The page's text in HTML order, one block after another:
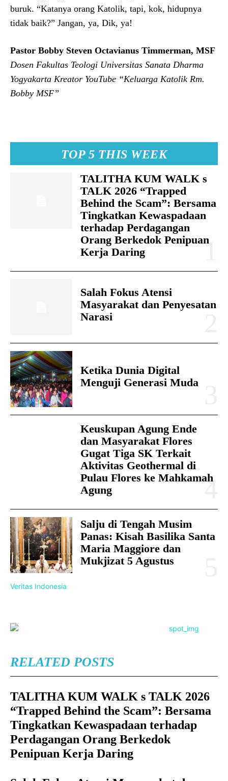
TOP 5 THIS WEEK
TALITHA KUM WALK s
TALK 2026 “Trapped
Behind the Scam”: Bersama
Tingkatkan Kewaspadaan
terhadap Perdagangan
Orang Berkedok Penipuan
Kerja Daring
Salah Fokus Atensi
Masyarakat dan Penyesatan
Narasi
Ketika Dunia Digital
Menguji Generasi Muda
Keuskupan Agung Ende
dan Masyarakat Flores
Gugat Tiga SK Terkait
Aktivitas Geothermal di
Pulau Flores ke Mahkamah
Agung
Salju di Tengah Musim
Panas: Kisah Basilika Santa
Maria Maggiore dan
Mukjizat 5 Agustus
Veritas Indonesia
RELATED POSTS
TALITHA KUM WALK s TALK 2026
“Trapped Behind the Scam”: Bersama
Tingkatkan Kewaspadaan terhadap
Perdagangan Orang Berkedok
Penipuan Kerja Daring
buruk. “Katanya orang Katolik, tapi, kok, hidupnya
tidak baik?” Jangan, ya, Dik, ya!
Pastor Bobby Steven Octavianus Timmerman, MSF
Dosen Fakultas Teologi Universitas Sanata Dharma
Yogyakarta Kreator YouTube “Keluarga Katolik Rm.
Bobby MSF”